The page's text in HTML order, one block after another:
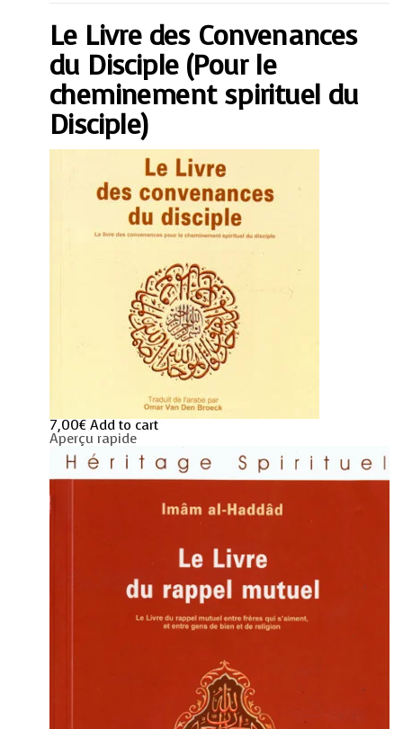
Disciple
(Pour
le
cheminement
spirituel
du
Disciple)
quantity
Le Livre des Convenances
du Disciple (Pour le
cheminement spirituel du
Disciple)
7,00€ Add to cart
Aperçu rapide